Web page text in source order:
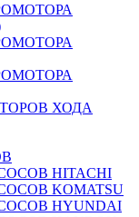
ХОДА
HITACHI
KOMATSU
HYUNDAI